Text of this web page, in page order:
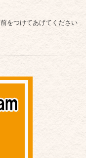
をつけてあげてください